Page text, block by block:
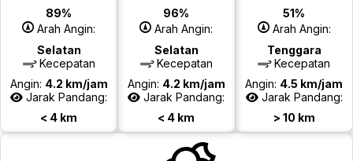
89%
Arah Angin:
Selatan
Kecepatan
Angin: 4.2 km/jam
Jarak Pandang:
< 4 km
96%
Arah Angin:
Selatan
Kecepatan
Angin: 4.2 km/jam
Jarak Pandang:
< 4 km
51%
Arah Angin:
Tenggara
Kecepatan
Angin: 4.5 km/jam
Jarak Pandang:
> 10 km